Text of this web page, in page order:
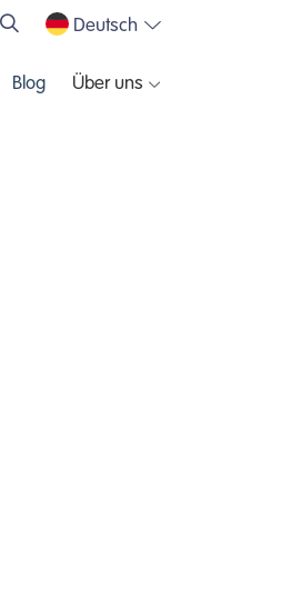
Deutsch
Blog Über uns